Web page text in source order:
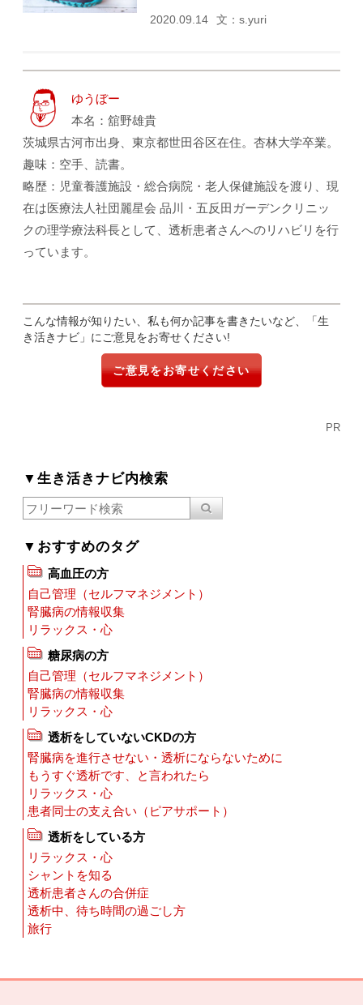
2020.09.14 文：s.yuri
ゆうぼー
本名：舘野雄貴
茨城県古河市出身、東京都世田谷区在住。杏林大学卒業。
趣味：空手、読書。
略歴：児童養護施設・総合病院・老人保健施設を渡り、現
在は医療法人社団麗星会 品川・五反田ガーデンクリニッ
クの理学療法科長として、透析患者さんへのリハビリを行
っています。
こんな情報が知りたい、私も何か記事を書きたいなど、「生
き活きナビ」にご意見をお寄せください!
ご意見をお寄せください
PR
▼生き活きナビ内検索
▼おすすめのタグ
高血圧の方
自己管理（セルフマネジメント）
腎臓病の情報収集
リラックス・心
糖尿病の方
自己管理（セルフマネジメント）
腎臓病の情報収集
リラックス・心
透析をしていないCKDの方
腎臓病を進行させない・透析にならないために
もうすぐ透析です、と言われたら
リラックス・心
患者同士の支え合い（ピアサポート）
透析をしている方
リラックス・心
シャントを知る
透析患者さんの合併症
透析中、待ち時間の過ごし方
旅行